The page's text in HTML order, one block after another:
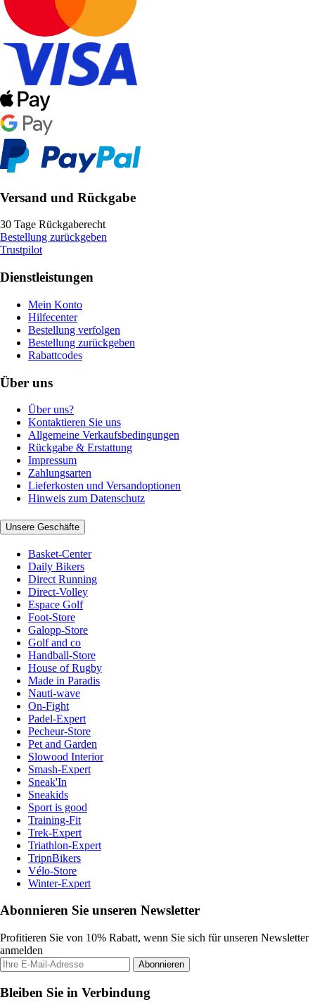
Versand und Rückgabe
30 Tage Rückgaberecht
Bestellung zurückgeben
Trustpilot
Dienstleistungen
Mein Konto
Hilfecenter
Bestellung verfolgen
Bestellung zurückgeben
Rabattcodes
Über uns
Über uns?
Kontaktieren Sie uns
Allgemeine Verkaufsbedingungen
Rückgabe & Erstattung
Impressum
Zahlungsarten
Lieferkosten und Versandoptionen
Hinweis zum Datenschutz
Unsere Geschäfte
Basket-Center
Daily Bikers
Direct Running
Direct-Volley
Espace Golf
Foot-Store
Galopp-Store
Golf and co
Handball-Store
House of Rugby
Made in Paradis
Nauti-wave
On-Fight
Padel-Expert
Pecheur-Store
Pet and Garden
Slowood Interior
Smash-Expert
Sneak'In
Sneakids
Sport is good
Training-Fit
Trek-Expert
Triathlon-Expert
TripnBikers
Vélo-Store
Winter-Expert
Abonnieren Sie unseren Newsletter
Profitieren Sie von 10% Rabatt, wenn Sie sich für unseren Newsletter
anmelden
Abonnieren
Bleiben Sie in Verbindung